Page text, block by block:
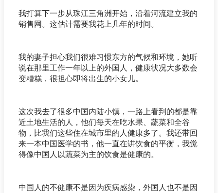
我打算下一步从珠江三角洲开始，沿着河流建立我的
销售网。这估计需要我花上几年的时间。
我的妻子担心我们很难习惯东方的气候和环境，她听
说在那里工作一年以上的外国人，健康状况大多数会
变糟糕，很担心即将出生的小女儿。
这次我去了很多中国内陆小镇，一路上看到的都是靠
近土地生活的人，他们每天在吃水果、蔬菜和全谷
物，比我们这些住在城市里的人健康多了。我还带回
来一本中国医学的书，他一直在讲饮食的平衡，我觉
得像中国人以蔬菜为主的饮食是健康的。
中国人的不健康不是因为疾病感染，外国人也不是因